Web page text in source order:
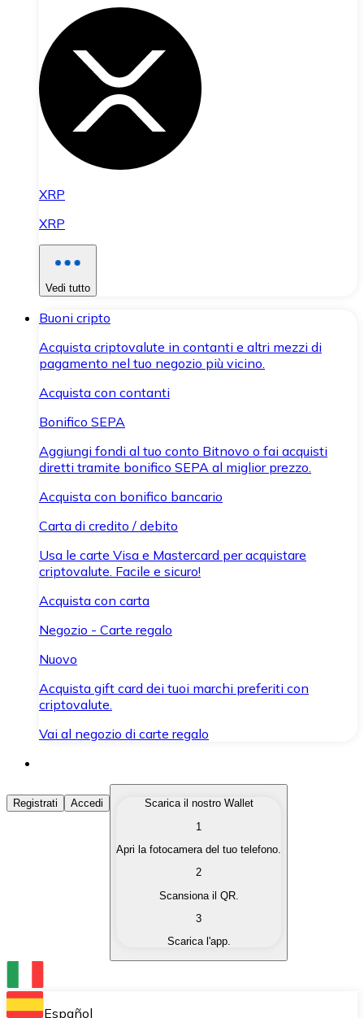
XRP
XRP
Vedi tutto
Buoni cripto
Acquista criptovalute in contanti e altri mezzi di
pagamento nel tuo negozio più vicino.
Acquista con contanti
Bonifico SEPA
Aggiungi fondi al tuo conto Bitnovo o fai acquisti
diretti tramite bonifico SEPA al miglior prezzo.
Acquista con bonifico bancario
Carta di credito / debito
Usa le carte Visa e Mastercard per acquistare
criptovalute. Facile e sicuro!
Acquista con carta
Negozio - Carte regalo
Nuovo
Acquista gift card dei tuoi marchi preferiti con
criptovalute.
Vai al negozio di carte regalo
Acquista Criptovalute
Acquista le criptovalute che ti interessano in modo
Converti le tue criptovalute in valuta fiat quando ne
Scambia una criptovaluta con un'altra
Conserva le tue cripto in un Wallet self-custodial.
Registrati Accedi
Scarica il nostro Wallet
1
Apri la fotocamera del tuo telefono.
2
Scansiona il QR.
3
Scarica l'app.
Español